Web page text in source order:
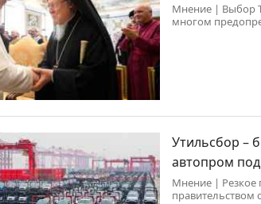
Мнение | Выбор
многом
Утильсбор –
автопром
Мнение | Резкое
правительством